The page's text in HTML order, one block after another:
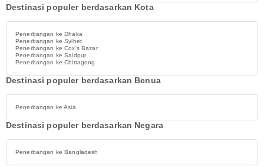
Destinasi populer berdasarkan Kota
Penerbangan ke Dhaka
Penerbangan ke Sylhet
Penerbangan ke Cox's Bazar
Penerbangan ke Saidpur
Penerbangan ke Chittagong
Destinasi populer berdasarkan Benua
Penerbangan ke Asia
Destinasi populer berdasarkan Negara
Penerbangan ke Bangladesh